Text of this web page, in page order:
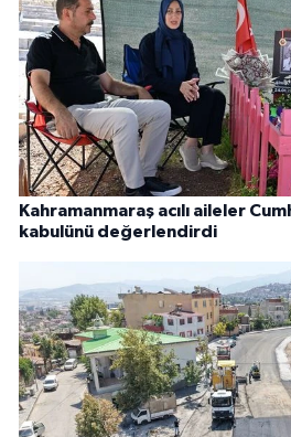
Kahramanmaraş acılı aileler
kabulünü değerlendirdi